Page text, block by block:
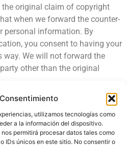
utilizamos tecnologías como
a la información del dispositivo.
permitirá procesar datos tales como
IDs únicos en este sitio. No consentir o
original claim of copyright
when we forward the counter-
personal information. By
you consent to having your
We will not forward the
other than the original
notification, the claimant must
days that he or she has filed an
to restrain you from engaging in
the content that was removed